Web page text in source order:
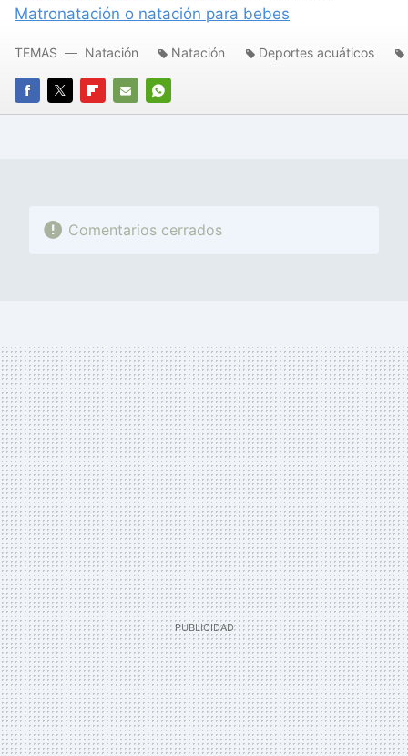
Matronatación o natación para bebes
FACEBOOK
TWITTERFLIPBOARD
E-
WHATSAPP
TEMAS Natación Natación Deportes acuáticos
Comentarios cerrados